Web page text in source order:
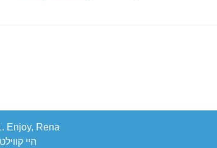
Enjoy, Rena
היי